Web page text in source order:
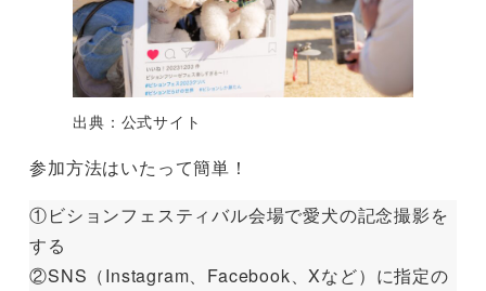
出典：公式サイト
参加方法はいたって簡単！
①ビションフェスティバル会場で愛犬の記念撮影を
する
②SNS（Instagram、Facebook、Xなど）に指定の